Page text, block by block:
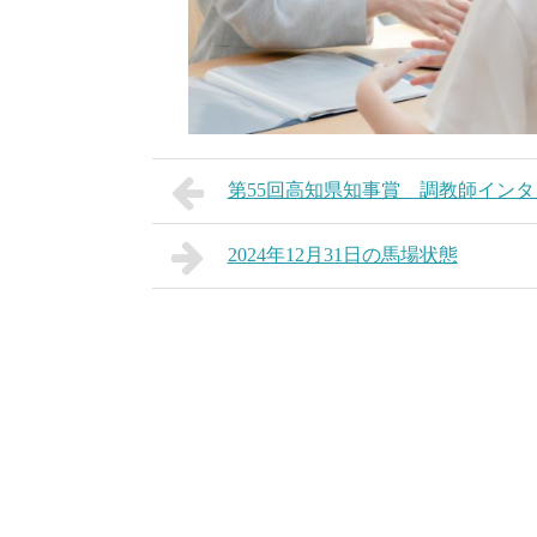
第55回高知県知事賞 調教師インタ
2024年12月31日の馬場状態